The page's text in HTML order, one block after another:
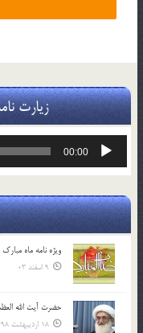
زیارت
پخش‌کننده
00:00
ویژه نامه ماه
9 اسفند 03
حضرت آیت الله
18 اردیبهشت 98